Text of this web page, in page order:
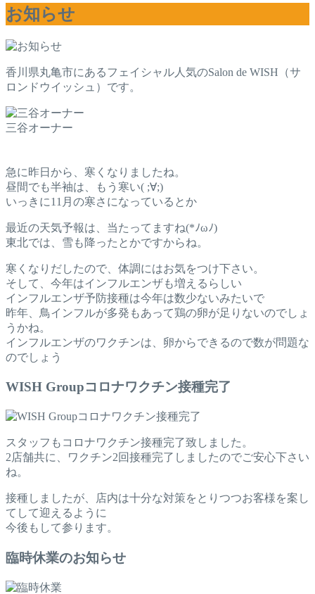
お知らせ
香川県丸亀市にあるフェイシャル人気のSalon de WISH（サ
ロンドウイッシュ）です。
三谷オーナー
急に昨日から、寒くなりましたね。
昼間でも半袖は、もう寒い( ;∀;)
いっきに11月の寒さになっているとか
最近の天気予報は、当たってますね(*ﾉωﾉ)
東北では、雪も降ったとかですからね。
寒くなりだしたので、体調にはお気をつけ下さい。
そして、今年はインフルエンザも増えるらしい
インフルエンザ予防接種は今年は数少ないみたいで
昨年、鳥インフルが多発もあって鶏の卵が足りないのでしょ
うかね。
インフルエンザのワクチンは、卵からできるので数が問題な
のでしょう
WISH Groupコロナワクチン接種完了
スタッフもコロナワクチン接種完了致しました。
2店舗共に、ワクチン2回接種完了しましたのでご安心下さい
ね。
接種しましたが、店内は十分な対策をとりつつお客様を案し
てして迎えるように
今後もして参ります。
臨時休業のお知らせ